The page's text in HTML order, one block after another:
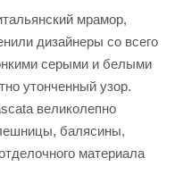
мрамор,
дизайнеры со всего
серыми и белыми
утонченный узор.
великолепно
балясины,
материала